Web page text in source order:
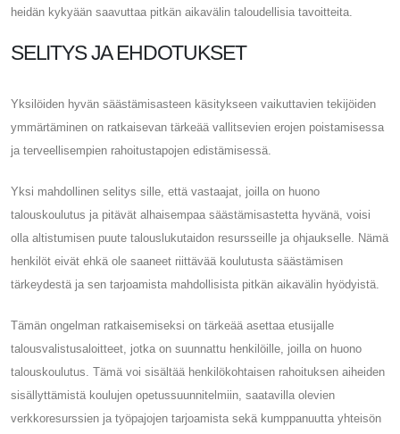
heidän kykyään saavuttaa pitkän aikavälin taloudellisia tavoitteita.
SELITYS JA EHDOTUKSET
Yksilöiden hyvän säästämisasteen käsitykseen vaikuttavien tekijöiden
ymmärtäminen on ratkaisevan tärkeää vallitsevien erojen poistamisessa
ja terveellisempien rahoitustapojen edistämisessä.
Yksi mahdollinen selitys sille, että vastaajat, joilla on huono
talouskoulutus ja pitävät alhaisempaa säästämisastetta hyvänä, voisi
olla altistumisen puute talouslukutaidon resursseille ja ohjaukselle. Nämä
henkilöt eivät ehkä ole saaneet riittävää koulutusta säästämisen
tärkeydestä ja sen tarjoamista mahdollisista pitkän aikavälin hyödyistä.
Tämän ongelman ratkaisemiseksi on tärkeää asettaa etusijalle
talousvalistusaloitteet, jotka on suunnattu henkilöille, joilla on huono
talouskoulutus. Tämä voi sisältää henkilökohtaisen rahoituksen aiheiden
sisällyttämistä koulujen opetussuunnitelmiin, saatavilla olevien
verkkoresurssien ja työpajojen tarjoamista sekä kumppanuutta yhteisön